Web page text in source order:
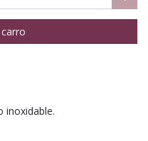
inoxidable.